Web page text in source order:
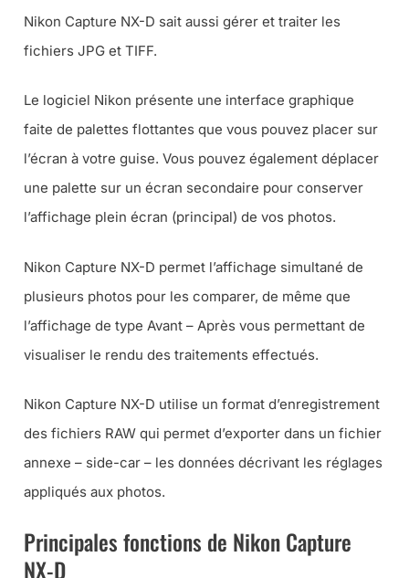
Nikon Capture NX-D sait aussi gérer et traiter les
fichiers JPG et TIFF.
Le logiciel Nikon présente une interface graphique
faite de palettes flottantes que vous pouvez placer sur
l’écran à votre guise. Vous pouvez également déplacer
une palette sur un écran secondaire pour conserver
l’affichage plein écran (principal) de vos photos.
Nikon Capture NX-D permet l’affichage simultané de
plusieurs photos pour les comparer, de même que
l’affichage de type Avant – Après vous permettant de
visualiser le rendu des traitements effectués.
Nikon Capture NX-D utilise un format d’enregistrement
des fichiers RAW qui permet d’exporter dans un fichier
annexe – side-car – les données décrivant les réglages
appliqués aux photos.
Principales fonctions de Nikon Capture
NX-D